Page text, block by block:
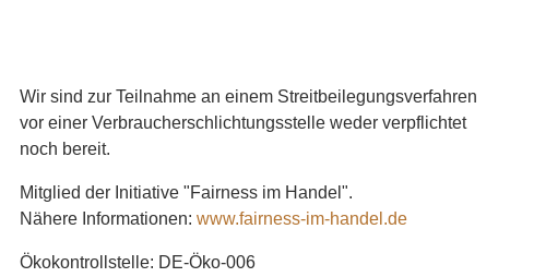
Wir sind zur Teilnahme an einem Streitbeilegungsverfahren
vor einer Verbraucherschlichtungsstelle weder verpflichtet
noch bereit.
Mitglied der Initiative "Fairness im Handel".
Nähere Informationen: www.fairness-im-handel.de
Ökokontrollstelle: DE-Öko-006